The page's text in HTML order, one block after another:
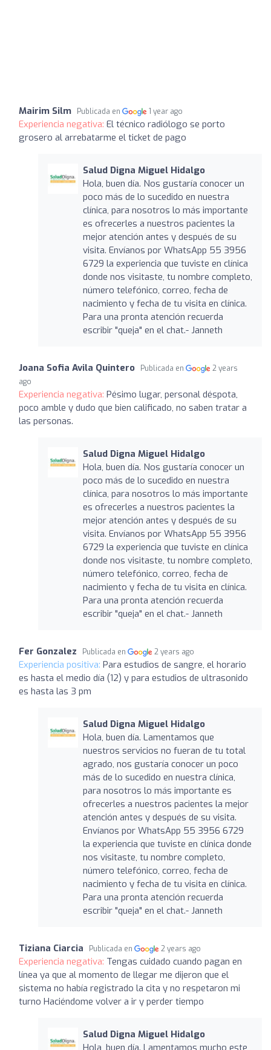
Mairim Silm Publicada en 1 year ago
Experiencia negativa: El técnico radiólogo se porto
grosero al arrebatarme el ticket de pago
Salud Digna Miguel Hidalgo
Hola, buen día. Nos gustaría conocer un
poco más de lo sucedido en nuestra
clínica, para nosotros lo más importante
es ofrecerles a nuestros pacientes la
mejor atención antes y después de su
visita. Envíanos por WhatsApp 55 3956
6729 la experiencia que tuviste en clínica
donde nos visitaste, tu nombre completo,
número telefónico, correo, fecha de
nacimiento y fecha de tu visita en clínica.
Para una pronta atención recuerda
escribir "queja" en el chat.- Janneth
Joana Sofia Avila Quintero Publicada en
2 years
ago
Experiencia negativa: Pésimo lugar, personal déspota,
poco amble y dudo que bien calificado, no saben tratar a
las personas.
Salud Digna Miguel Hidalgo
Hola, buen día. Nos gustaría conocer un
poco más de lo sucedido en nuestra
clínica, para nosotros lo más importante
es ofrecerles a nuestros pacientes la
mejor atención antes y después de su
visita. Envíanos por WhatsApp 55 3956
6729 la experiencia que tuviste en clínica
donde nos visitaste, tu nombre completo,
número telefónico, correo, fecha de
nacimiento y fecha de tu visita en clínica.
Para una pronta atención recuerda
escribir "queja" en el chat.- Janneth
Fer Gonzalez Publicada en 2 years ago
Experiencia positiva: Para estudios de sangre, el horario
es hasta el medio día (12) y para estudios de ultrasonido
es hasta las 3 pm
Salud Digna Miguel Hidalgo
Hola, buen día. Lamentamos que
nuestros servicios no fueran de tu total
agrado, nos gustaría conocer un poco
más de lo sucedido en nuestra clínica,
para nosotros lo más importante es
ofrecerles a nuestros pacientes la mejor
atención antes y después de su visita.
Envíanos por WhatsApp 55 3956 6729
la experiencia que tuviste en clínica donde
nos visitaste, tu nombre completo,
número telefónico, correo, fecha de
nacimiento y fecha de tu visita en clínica.
Para una pronta atención recuerda
escribir "queja" en el chat.- Janneth
Tiziana Ciarcia Publicada en 2 years ago
Experiencia negativa: Tengas cuidado cuando pagan en
línea ya que al momento de llegar me dijeron que el
sistema no había registrado la cita y no respetaron mi
turno Haciéndome volver a ir y perder tiempo
Salud Digna Miguel Hidalgo
Hola, buen día. Lamentamos mucho este